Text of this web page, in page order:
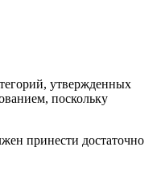
утвержденных
поскольку
принести достаточно